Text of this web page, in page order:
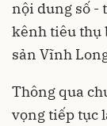
nội dung số -
kênh tiêu thụ
sản Vĩnh
Thông qua
vọng tiếp tục